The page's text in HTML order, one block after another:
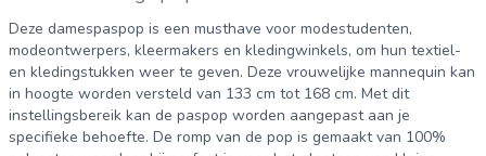
Deze damespaspop is een musthave voor modestudenten,
modeontwerpers, kleermakers en kledingwinkels, om hun textiel-
en kledingstukken weer te geven. Deze vrouwelijke mannequin kan
in hoogte worden versteld van 133 cm tot 168 cm. Met dit
instellingsbereik kan de paspop worden aangepast aan je
specifieke behoefte. De romp van de pop is gemaakt van 100%